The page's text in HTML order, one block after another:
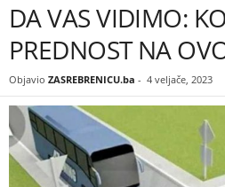
DA VAS VIDIMO:
PREDNOST NA
Objavio ZASREBRENICU.ba - 4 veljače, 2023